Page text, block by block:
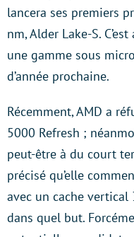
lancera ses premiers
nm, Alder Lake-S.
une gamme sous
d’année prochaine.
Récemment, AMD a
5000 Refresh ;
peut-être à du court
précisé qu’elle
avec un cache vertical
dans quel but.